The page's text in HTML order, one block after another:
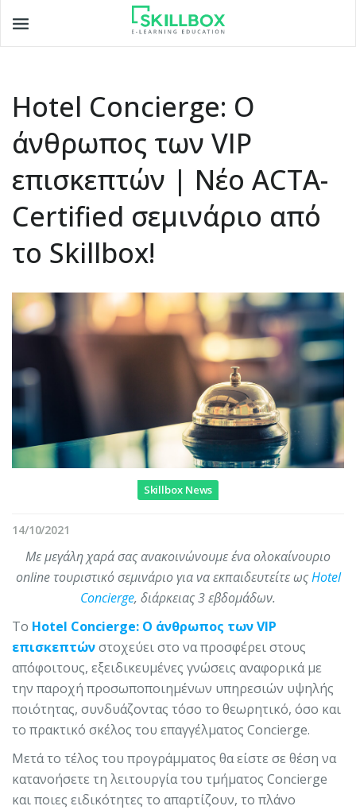
Hotel Concierge: Ο
άνθρωπος των VIP
επισκεπτών | Νέο ACTA-
Certified σεμινάριο από
το Skillbox!
Skillbox News
14/10/2021
Με μεγάλη χαρά σας ανακοινώνουμε ένα ολοκαίνουριο
online τουριστικό σεμινάριο για να εκπαιδευτείτε ωςHotel
Concierge, διάρκειας 3 εβδομάδων.
Το Hotel Concierge: Ο άνθρωπος των VIP
επισκεπτώνστοχεύει στο να προσφέρει στους
απόφοιτους, εξειδικευμένες γνώσεις αναφορικά με
την παροχή προσωποποιημένων υπηρεσιών υψηλής
ποιότητας, συνδυάζοντας τόσο το θεωρητικό, όσο και
το πρακτικό σκέλος του επαγγέλματος Concierge.
Μετά το τέλος του προγράμματος θα είστε σε θέση να
κατανοήσετε τη λειτουργία του τμήματος Concierge
και ποιες ειδικότητες το απαρτίζουν, το πλάνο